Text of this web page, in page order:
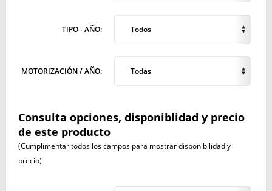
TIPO - AÑO: Todos
MOTORIZACIÓN / AÑO: Todas
Consulta opciones, disponiblidad y precio
de este producto
(Cumplimentar todos los campos para mostrar disponibilidad y
precio)